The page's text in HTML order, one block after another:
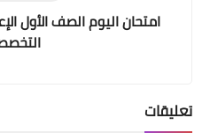
امتحان اليوم الصف الأول
تعليقات